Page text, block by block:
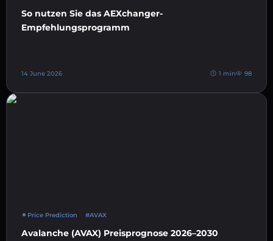
So nutzen Sie das AEXchanger-
Empfehlungsprogramm
14 June 2026 1 min 98
Price Prediction #AVAX
Avalanche (AVAX) Preisprognose 2026–2030